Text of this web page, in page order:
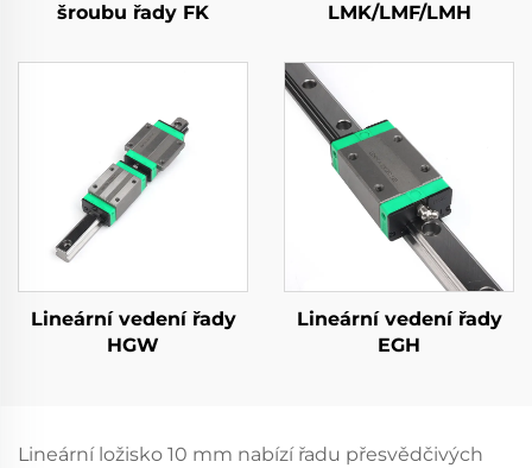
šroubu řady FK
LMK/LMF/LMH
Lineární vedení řady
HGW
Lineární vedení řady
EGH
Lineární ložisko 10 mm nabízí řadu přesvědčivých